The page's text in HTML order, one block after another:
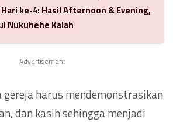
ke-4: Hasil Afternoon & Evening,
Nukuhehe Kalah
Advertisement
gereja harus mendemonstrasikan
dan kasih sehingga menjadi